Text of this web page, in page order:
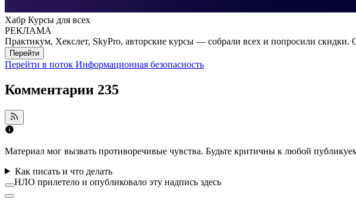
Хабр Курсы для всех
РЕКЛАМА
Практикум, Хекслет, SkyPro, авторские курсы — собрали всех и попросили скидки.
Перейти
Перейти в поток Информационная безопасность
Комментарии 235
Материал мог вызвать противоречивые чувства. Будьте критичны к любой
Как писать и что делать
НЛО прилетело и опубликовало эту надпись здесь